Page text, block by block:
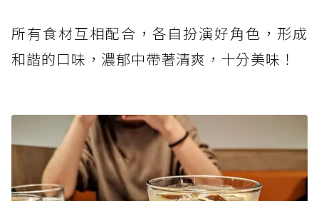
所有食材互相配合，各自扮演好角色，形成
和諧的口味，濃郁中帶著清爽，十分美味！